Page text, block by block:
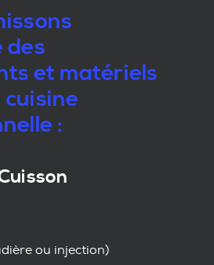
des
et matériels
cuisine
:
ou injection)